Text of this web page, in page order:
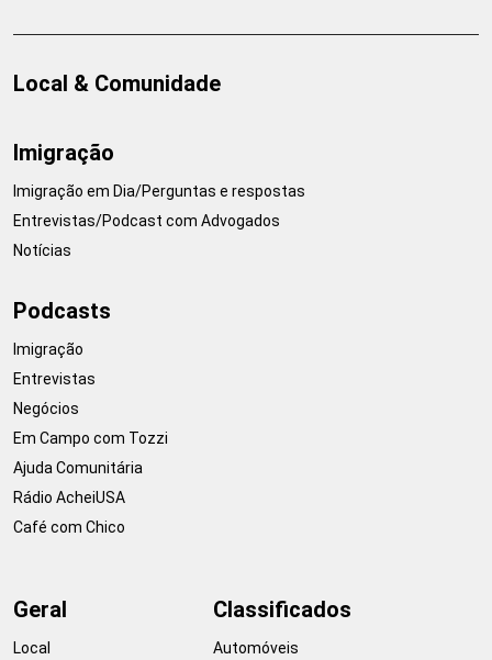
Local & Comunidade
Imigração
Imigração em Dia/Perguntas e respostas
Entrevistas/Podcast com Advogados
Notícias
Podcasts
Imigração
Entrevistas
Negócios
Em Campo com Tozzi
Ajuda Comunitária
Rádio AcheiUSA
Café com Chico
Geral
Local
Classificados
Automóveis